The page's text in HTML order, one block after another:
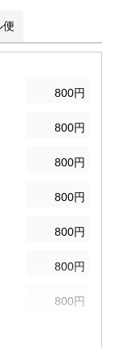
便
800円
800円
800円
800円
800円
800円
800円